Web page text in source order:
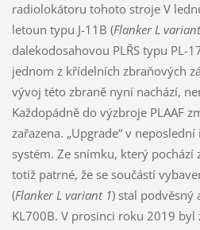
radiolokátoru tohoto stroje V
letoun typu J-11B (Flanker L
dalekodosahovou PLŘS typu PL-
jednom z křídelních zbraňových
vývoj této zbraně nyní nachází,
Každopádně do výzbroje PLAAF
zařazena. „Upgrade“ v
systém. Ze snímku, který
totiž patrné, že se součástí
(Flanker L variant 1) stal podvěsný
KL700B. V prosinci roku 2019